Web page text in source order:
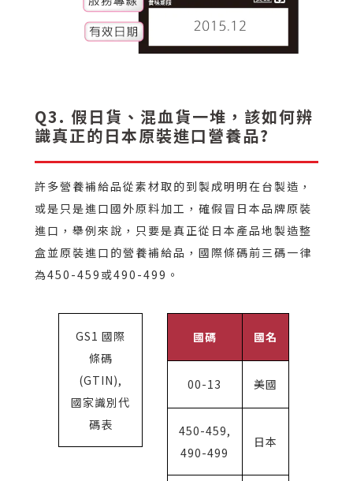
Q3. 假日貨、混血貨一堆，該如何辨
識真正的日本原裝進口營養品?
許多營養補給品從素材取的到製成明明在台製造，
或是只是進口國外原料加工，確假冒日本品牌原裝
進口，舉例來說，只要是真正從日本產品地製造整
盒並原裝進口的營養補給品，國際條碼前三碼一律
為450-459或490-499。
GS1 國際
條碼
(GTIN),
國家識別代
碼表
國碼 國名
00-13 美國
450-459,
490-499
日本